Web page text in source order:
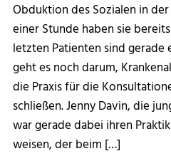
Obduktion des Sozialen in
einer Stunde haben sie
letzten Patienten sind gerade
geht es noch darum,
die Praxis für die
schließen. Jenny Davin, die
war gerade dabei ihren
weisen, der beim […]